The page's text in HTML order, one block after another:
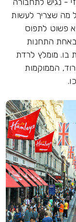
מה שצריך לעשות
פשוט לתפוס
באחת התחנות
בו. מומלץ לרדת
הממוקמות